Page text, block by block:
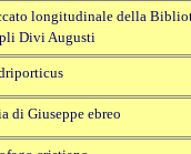
longitudinale della
Divi Augusti
di Giuseppe ebreo